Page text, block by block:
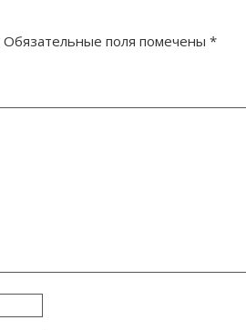
Обязательные поля помечены *